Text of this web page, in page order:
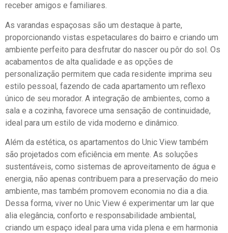
receber amigos e familiares.
As varandas espaçosas são um destaque à parte,
proporcionando vistas espetaculares do bairro e criando um
ambiente perfeito para desfrutar do nascer ou pôr do sol. Os
acabamentos de alta qualidade e as opções de
personalização permitem que cada residente imprima seu
estilo pessoal, fazendo de cada apartamento um reflexo
único de seu morador. A integração de ambientes, como a
sala e a cozinha, favorece uma sensação de continuidade,
ideal para um estilo de vida moderno e dinâmico.
Além da estética, os apartamentos do Unic View também
são projetados com eficiência em mente. As soluções
sustentáveis, como sistemas de aproveitamento de água e
energia, não apenas contribuem para a preservação do meio
ambiente, mas também promovem economia no dia a dia.
Dessa forma, viver no Unic View é experimentar um lar que
alia elegância, conforto e responsabilidade ambiental,
criando um espaço ideal para uma vida plena e em harmonia